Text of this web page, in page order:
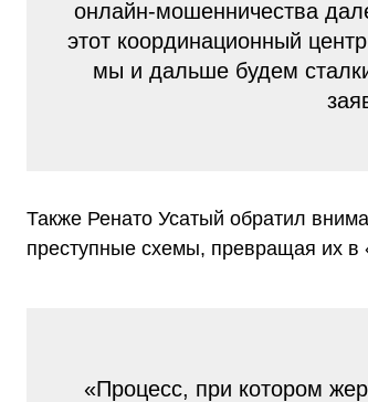
онлайн-мошенничества
этот координационный
мы и дальше будем
Также Ренато Усатый обратил
преступные схемы, превращая их в
«Процесс, при котором